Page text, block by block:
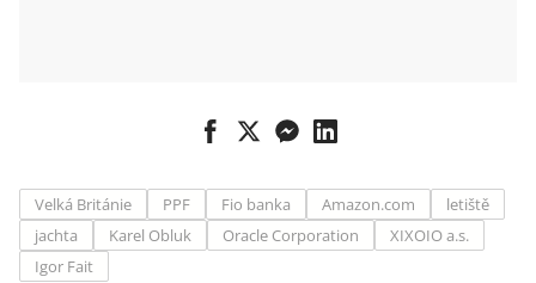
Velká Británie PPF Fio banka Amazon.com
letiště
jachta
Karel Obluk Oracle Corporation
XIXOIO a.s.
Igor Fait